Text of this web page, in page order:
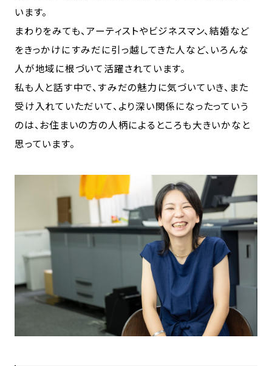
います。
まわりをみても、アーティストやビジネスマン、結婚など
をきっかけにすみだに引っ越してきた人など、いろんな
人が地域に根づいて活躍されています。
私も人と話す中で、すみだの魅力に気づいていき、また
受け入れていただいて、より深い関係になったっていう
のは、お住まいの方の人柄によるところも大きいかなと
思っています。